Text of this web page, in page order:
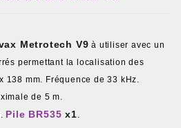
Metrotech V9 à utiliser avec un
permettant la localisation des
138 mm. Fréquence de 33 kHz.
de 5 m.
Pile BR535 x1.